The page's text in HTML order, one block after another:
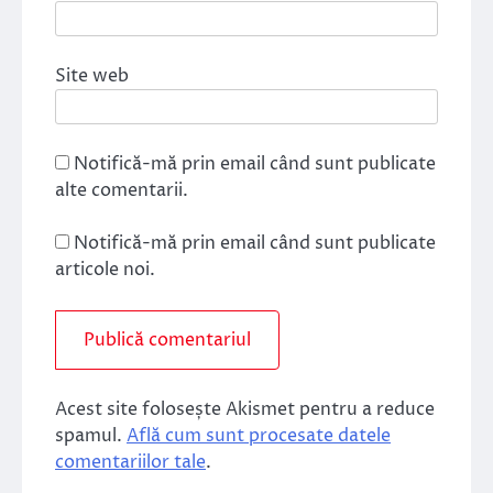
Site web
Notifică-mă prin email când sunt publicate
alte comentarii.
Notifică-mă prin email când sunt publicate
articole noi.
Acest site folosește Akismet pentru a reduce
spamul. Află cum sunt procesate datele
comentariilor tale.